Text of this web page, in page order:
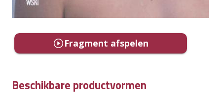
Fragment afspelen
Beschikbare productvormen